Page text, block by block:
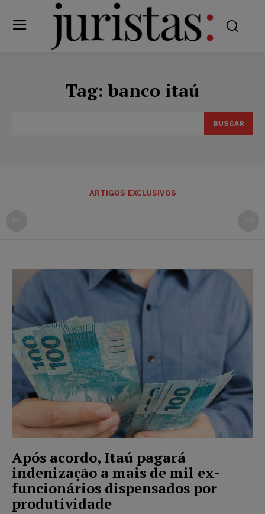
Tag:banco itaú
BUSCAR
ARTIGOS EXCLUSIVOS
Após acordo, Itaú pagará
indenização a mais de mil ex-
funcionários dispensados por
produtividade